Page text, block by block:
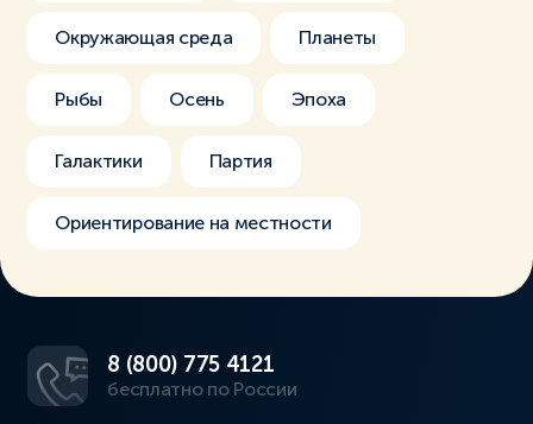
Окружающая среда Планеты
Рыбы Осень Эпоха
Галактики Партия
Ориентирование на местности
8 (800) 775 4121
бесплатно по России